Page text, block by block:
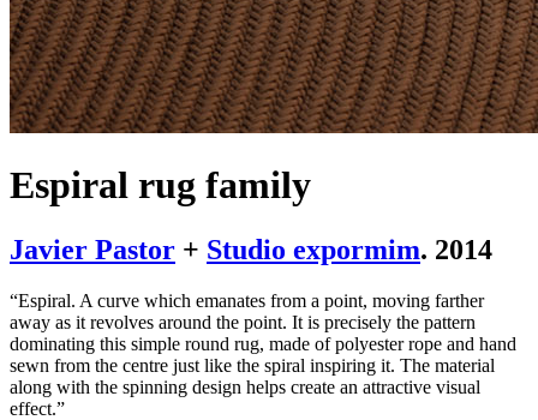
Espiral rug family
Javier Pastor + Studio expormim. 2014
“Espiral. A curve which emanates from a point, moving farther
away as it revolves around the point. It is precisely the pattern
dominating this simple round rug, made of polyester rope and hand
sewn from the centre just like the spiral inspiring it. The material
along with the spinning design helps create an attractive visual
effect.”